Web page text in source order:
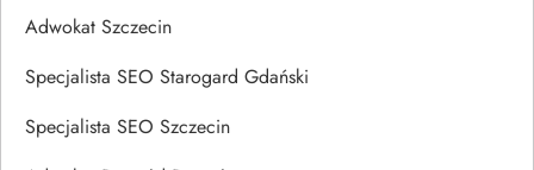
Adwokat Szczecin
Specjalista SEO Starogard Gdański
Specjalista SEO Szczecin